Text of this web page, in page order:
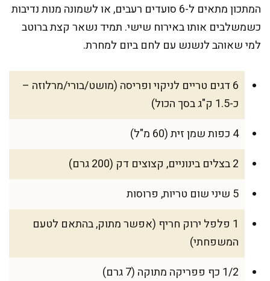
המתכון מתאים ל-6 סועדים רעבים, או לשמונה מנות נדיבות
כשמשלבים אותו באירוח שישי. תמיד נשאר קצת ברוטב
למי שאוהב לנשנש עם לחם ביום למחרת.
6 דגים טריים לניקוי ופריסה (מושט/בורי/מרלוזה –
כ-1.5 ק"ג בסך הכול)
4 כפות שמן זית (60 מ"ל)
2 בצלים בינוניים, קצוצים דק (200 גרם)
5 שיני שום טריות, פרוסות
1 פלפל ירוק חריף (אפשר מתוק, בהתאם לטעם
המשפחתי)
1/2 כף פפריקה מתוקה (7 גרם)